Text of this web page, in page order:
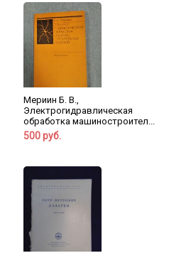
Мериин Б. В.,
Электрогидравлическая
обработка машиностроител...
500 руб.